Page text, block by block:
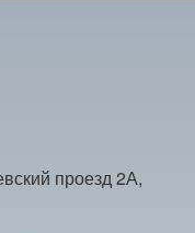
проезд 2А,